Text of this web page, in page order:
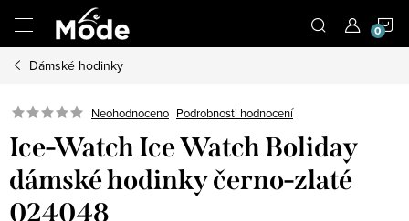
obsah
Dámské hodinky
Neohodnoceno Podrobnosti hodnocení
Ice-Watch Ice Watch Boliday
dámské hodinky černo-zlaté
024048